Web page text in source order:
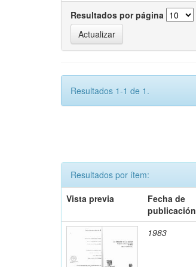
Resultados por página
Resultados 1-1 de 1.
Resultados por ítem:
Vista previa
Fecha de
publicación
1983